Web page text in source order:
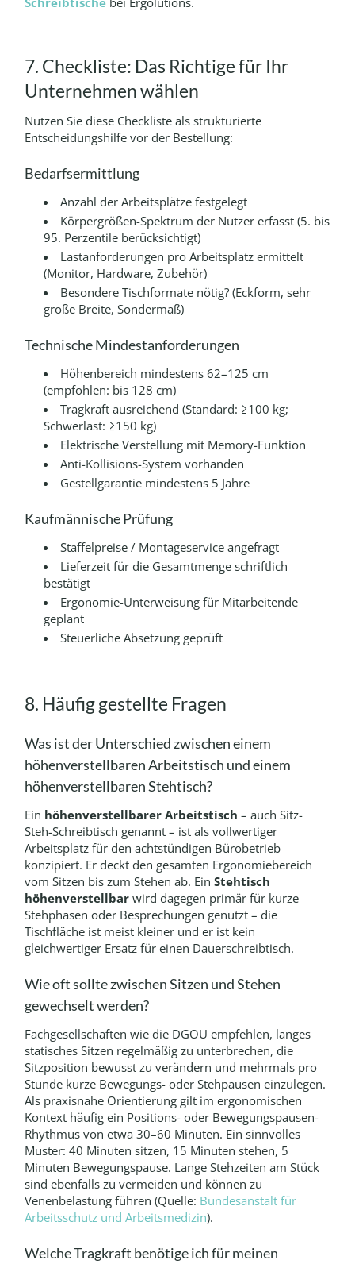
7. Checkliste: Das Richtige für Ihr
Unternehmen wählen
Nutzen Sie diese Checkliste als strukturierte
Entscheidungshilfe vor der Bestellung:
Bedarfsermittlung
Anzahl der Arbeitsplätze festgelegt
Körpergrößen-Spektrum der Nutzer erfasst (5. bis
95. Perzentile berücksichtigt)
Lastanforderungen pro Arbeitsplatz ermittelt
(Monitor, Hardware, Zubehör)
Besondere Tischformate nötig? (Eckform, sehr
große Breite, Sondermaß)
Technische Mindestanforderungen
Höhenbereich mindestens 62–125 cm
(empfohlen: bis 128 cm)
Tragkraft ausreichend (Standard: ≥100 kg;
Schwerlast: ≥150 kg)
Elektrische Verstellung mit Memory-Funktion
Anti-Kollisions-System vorhanden
Gestellgarantie mindestens 5 Jahre
Kaufmännische Prüfung
Staffelpreise / Montageservice angefragt
Lieferzeit für die Gesamtmenge schriftlich
bestätigt
Ergonomie-Unterweisung für Mitarbeitende
geplant
Steuerliche Absetzung geprüft
8. Häufig gestellte Fragen
Was ist der Unterschied zwischen einem
höhenverstellbaren Arbeitstisch und einem
höhenverstellbaren Stehtisch?
Ein höhenverstellbarer Arbeitstisch – auch Sitz-
Steh-Schreibtisch genannt – ist als vollwertiger
Arbeitsplatz für den achtstündigen Bürobetrieb
konzipiert. Er deckt den gesamten Ergonomiebereich
vom Sitzen bis zum Stehen ab. EinStehtisch
höhenverstellbar wird dagegen primär für kurze
Stehphasen oder Besprechungen genutzt – die
Tischfläche ist meist kleiner und er ist kein
gleichwertiger Ersatz für einen Dauerschreibtisch.
Wie oft sollte zwischen Sitzen und Stehen
gewechselt werden?
Fachgesellschaften wie die DGOU empfehlen, langes
statisches Sitzen regelmäßig zu unterbrechen, die
Sitzposition bewusst zu verändern und mehrmals pro
Stunde kurze Bewegungs- oder Stehpausen einzulegen.
Als praxisnahe Orientierung gilt im ergonomischen
Kontext häufig ein Positions- oder Bewegungspausen-
Rhythmus von etwa 30–60 Minuten. Ein sinnvolles
Muster: 40 Minuten sitzen, 15 Minuten stehen, 5
Minuten Bewegungspause. Lange Stehzeiten am Stück
sind ebenfalls zu vermeiden und können zu
Venenbelastung führen (Quelle: Bundesanstalt für
Arbeitsschutz und Arbeitsmedizin).
Welche Tragkraft benötige ich für meinen